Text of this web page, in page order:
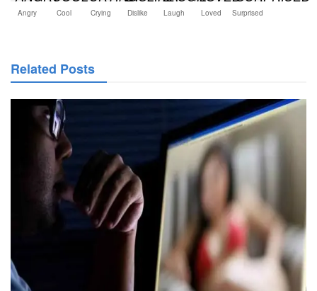
Angry Cool Crying Dislike Laugh Loved Surprised
Related Posts